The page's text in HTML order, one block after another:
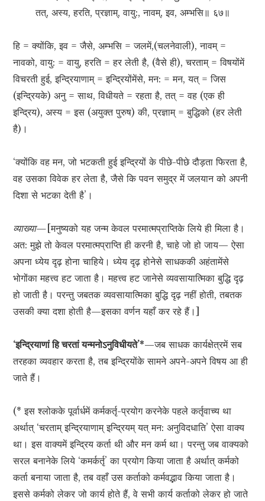
तत्, अस्य, हरति, प्रज्ञाम्, वायु:, नावम्, इव, अम्भसि॥ ६७॥
हि = क्योंकि, इव = जैसे, अम्भसि = जलमें,(चलनेवाली), नावम् =
नावको, वायु: = वायु, हरति = हर लेती है, (वैसे ही), चरताम् = विषयोंमें
विचरती हुई, इन्द्रियाणाम् = इन्द्रियोंमेंसे, मन: = मन, यत् = जिस
(इन्द्रियके) अनु = साथ, विधीयते = रहता है, तत् = वह (एक ही
इन्द्रिय), अस्य = इस (अयुक्त पुरुष) की, प्रज्ञाम् = बुद्धिको (हर लेती
है)।
‘क्योंकि वह मन, जो भटकती हुई इन्द्रियों के पीछे-पीछे दौड़ता फिरता है,
वह उसका विवेक हर लेता है, जैसे कि पवन समुद्र में जलयान को अपनी
दिशा से भटका देती है’।
व्याख्या— [मनुष्यको यह जन्म केवल परमात्मप्राप्तिके लिये ही मिला है।
अत: मुझे तो केवल परमात्मप्राप्ति ही करनी है, चाहे जो हो जाय— ऐसा
अपना ध्येय दृढ़ होना चाहिये। ध्येय दृढ़ होनेसे साधककी अहंतामेंसे
भोगोंका महत्त्व हट जाता है। महत्त्व हट जानेसे व्यवसायात्मिका बुद्धि दृढ़
हो जाती है। परन्तु जबतक व्यवसायात्मिका बुद्धि दृढ़ नहीं होती, तबतक
उसकी क्या दशा होती है—इसका वर्णन यहाँ कर रहे हैं।]
‘इन्द्रियाणां हि चरतां यन्मनोऽनुविधीयते’*—जब साधक कार्यक्षेत्रमें सब
तरहका व्यवहार करता है, तब इन्द्रियोंके सामने अपने-अपने विषय आ ही
जाते हैं।
(* इस श्लोकके पूर्वार्धमें कर्मकर्तृ-प्रयोग करनेके पहले कर्तृवाच्य था
अर्थात् ‘चरताम् इन्द्रियाणाम् इन्द्रियम् यत् मन: अनुविदधाति’ ऐसा वाक्य
था। इस वाक्यमें इन्द्रिय कर्ता थी और मन कर्म था। परन्तु जब वाक्यको
सरल बनानेके लिये ‘कमर्कर्तृ’ का प्रयोग किया जाता है अर्थात् कर्मको
कर्ता बनाया जाता है, तब वहाँ उस कर्ताको कर्मवद्भाव किया जाता है।
इससे कर्मको लेकर जो कार्य होते हैं, वे सभी कार्य कर्ताको लेकर हो जाते